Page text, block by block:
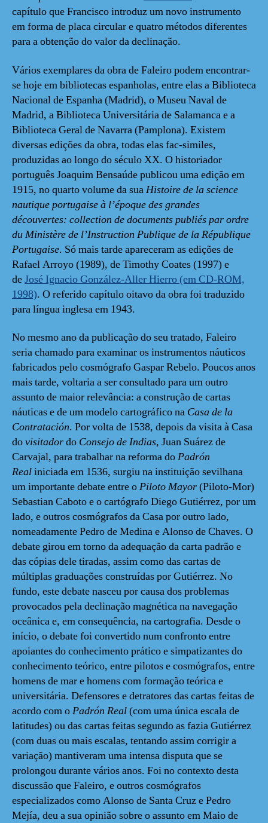
capítulo que Francisco introduz um novo instrumento
em forma de placa circular e quatro métodos diferentes
para a obtenção do valor da declinação.
Vários exemplares da obra de Faleiro podem encontrar-
se hoje em bibliotecas espanholas, entre elas a Biblioteca
Nacional de Espanha (Madrid), o Museu Naval de
Madrid, a Biblioteca Universitária de Salamanca e a
Biblioteca Geral de Navarra (Pamplona). Existem
diversas edições da obra, todas elas fac-similes,
produzidas ao longo do século XX. O historiador
português Joaquim Bensaúde publicou uma edição em
1915, no quarto volume da suaHistoire de la science
nautique portugaise à l’époque des grandes
découvertes: collection de documents publiés par ordre
du Ministère de l’Instruction Publique de la République
Portugaise. Só mais tarde apareceram as edições de
Rafael Arroyo (1989), de Timothy Coates (1997) e
deJosé Ignacio González-Aller Hierro (em CD-ROM,
1998). O referido capítulo oitavo da obra foi traduzido
para língua inglesa em 1943.
No mesmo ano da publicação do seu tratado, Faleiro
seria chamado para examinar os instrumentos náuticos
fabricados pelo cosmógrafo Gaspar Rebelo. Poucos anos
mais tarde, voltaria a ser consultado para um outro
assunto de maior relevância: a construção de cartas
náuticas e de um modelo cartográfico na Casa de la
Contratación. Por volta de 1538, depois da visita à Casa
dovisitadordo Consejo de Indias, Juan Suárez de
Carvajal, para trabalhar na reforma doPadrón
Realiniciada em 1536, surgiu na instituição sevilhana
um importante debate entre oPiloto Mayor(Piloto-Mor)
Sebastian Caboto e o cartógrafo Diego Gutiérrez, por um
lado, e outros cosmógrafos da Casa por outro lado,
nomeadamente Pedro de Medina e Alonso de Chaves. O
debate girou em torno da adequação da carta padrão e
das cópias dele tiradas, assim como das cartas de
múltiplas graduações construídas por Gutiérrez. No
fundo, este debate nasceu por causa dos problemas
provocados pela declinação magnética na navegação
oceânica e, em consequência, na cartografia. Desde o
início, o debate foi convertido num confronto entre
apoiantes do conhecimento prático e simpatizantes do
conhecimento teórico, entre pilotos e cosmógrafos, entre
homens de mar e homens com formação teórica e
universitária. Defensores e detratores das cartas feitas de
acordo com oPadrón Real(com uma única escala de
latitudes) ou das cartas feitas segundo as fazia Gutiérrez
(com duas ou mais escalas, tentando assim corrigir a
variação) mantiveram uma intensa disputa que se
prolongou durante vários anos. Foi no contexto desta
discussão que Faleiro, e outros cosmógrafos
especializados como Alonso de Santa Cruz e Pedro
Mejía, deu a sua opinião sobre o assunto em Maio de